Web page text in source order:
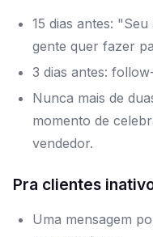
15 dias antes:
gente quer fazer
3 dias antes:
Nunca mais de
momento de
vendedor.
Pra clientes
Uma mensagem